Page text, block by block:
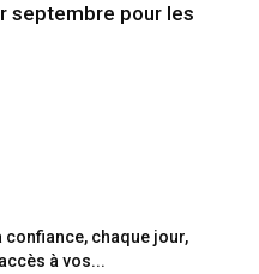
septembre pour les
confiance, chaque jour,
à vos...